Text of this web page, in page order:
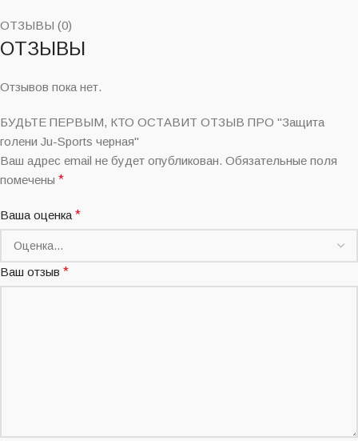
ОТЗЫВЫ (0)
ОТЗЫВЫ
Отзывов пока нет.
БУДЬТЕ ПЕРВЫМ, КТО ОСТАВИТ ОТЗЫВ ПРО "Защита
голени Ju-Sports черная"
Ваш адрес email не будет опубликован. Обязательные поля
помечены *
Ваша оценка *
Ваш отзыв *